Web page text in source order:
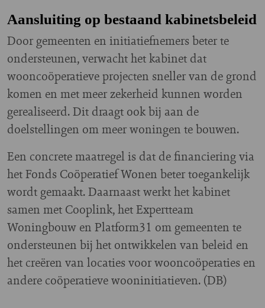
Aansluiting op bestaand kabinetsbeleid
Door gemeenten en initiatiefnemers beter te
ondersteunen, verwacht het kabinet dat
wooncoöperatieve projecten sneller van de grond
komen en met meer zekerheid kunnen worden
gerealiseerd. Dit draagt ook bij aan de
doelstellingen om meer woningen te bouwen.
Een concrete maatregel is dat de financiering via
het Fonds Coöperatief Wonen beter toegankelijk
wordt gemaakt. Daarnaast werkt het kabinet
samen met Cooplink, het Expertteam
Woningbouw en Platform31 om gemeenten te
ondersteunen bij het ontwikkelen van beleid en
het creëren van locaties voor wooncoöperaties en
andere coöperatieve wooninitiatieven. (DB)